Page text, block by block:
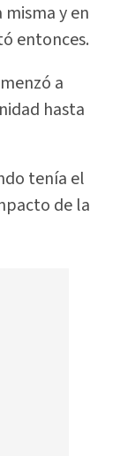
y en
entonces.
a
hasta
tenía el
de la